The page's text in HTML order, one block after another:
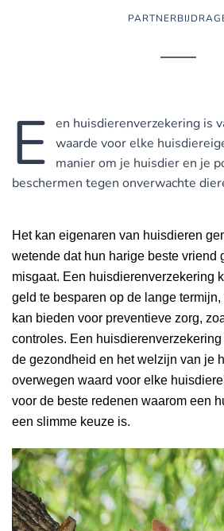
E en huisdierenverzekering is
waarde voor elke
manier om je huisdier en je
beschermen tegen onverwachte
Het kan eigenaren van huisdieren
wetende dat hun harige beste vriend
misgaat. Een huisdierenverzekering
geld te besparen op de lange
kan bieden voor preventieve zorg,
controles. Een
de gezondheid en het welzijn van je
overwegen waard voor elke
voor de beste redenen waarom een
een slimme keuze is.